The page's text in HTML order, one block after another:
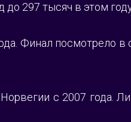
297 тысяч в этом
Финал посмотрело
с 2007 года.